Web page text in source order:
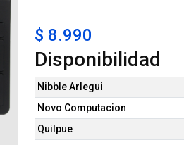
$ 8.990
Disponibilidad
Nibble Arlegui
Novo Computacion
Quilpue